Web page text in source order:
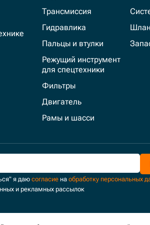
Трансмиссия
Гидравлика
Пальцы и втулки
Режущий инструмент
для спецтехники
Фильтры
Двигатель
Рамы и шасси
я даюсогласиена обработку персональных
и рекламных рассылок